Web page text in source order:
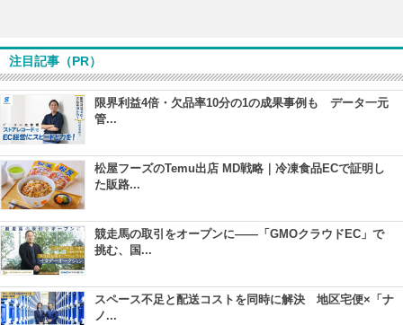
注目記事（PR）
限界利益4倍・欠品率10分の1の成果事例も データ一元
管...
松屋フーズのTemu出店 MD戦略｜冷凍食品ECで証明し
た販路...
競走馬の取引をオープンに――「GMOクラウドEC」で
挑む、国...
スペース不足と配送コストを同時に解決 地区宅便×「ナ
ノ...